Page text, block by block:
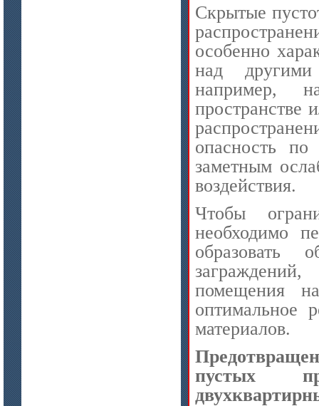
Скрытые
особенно
над
например,
пространстве
опасность
заметным
воздействия.
Чтобы
необходимо
образовать
помещения
оптимальное
материалов.
пустых